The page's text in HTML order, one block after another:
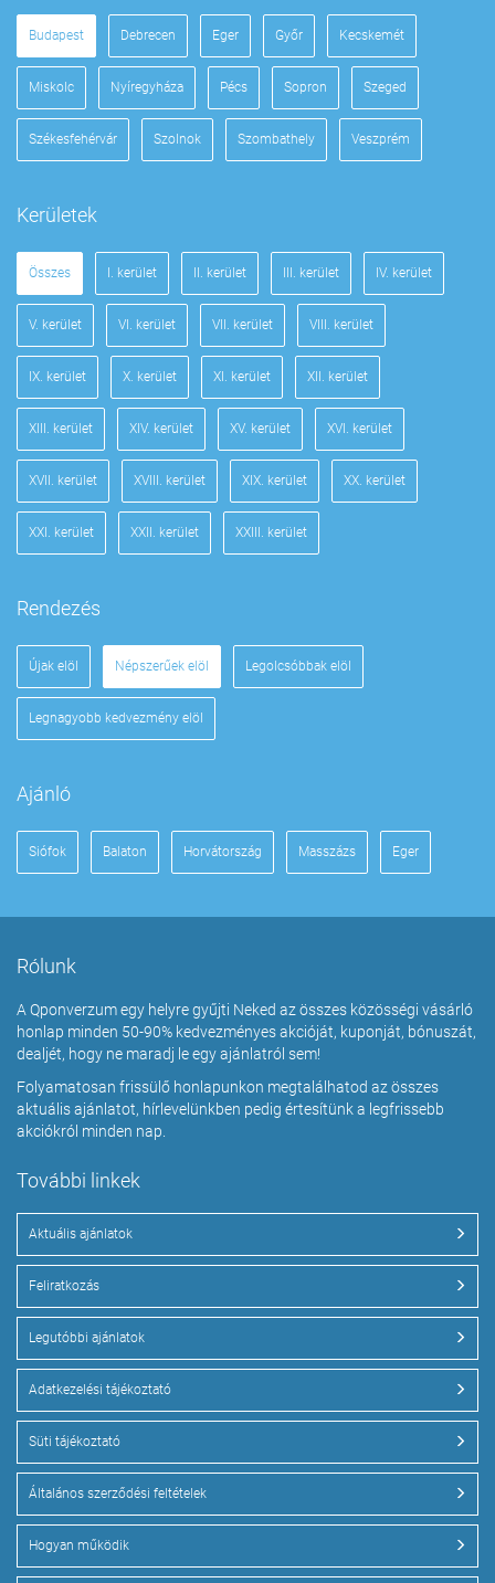
Budapest Debrecen Eger Győr Kecskemét
Miskolc Nyíregyháza Pécs Sopron Szeged
Székesfehérvár Szolnok Szombathely Veszprém
Kerületek
Összes I. kerület II. kerület III. kerület IV. kerület
V. kerület VI. kerület VII. kerület VIII. kerület
IX. kerület X. kerület XI. kerület XII. kerület
XIII. kerület XIV. kerület XV. kerület XVI. kerület
XVII. kerület XVIII. kerület XIX. kerület XX. kerület
XXI. kerület XXII. kerület XXIII. kerület
Rendezés
Újak elöl Népszerűek elöl Legolcsóbbak elöl
Legnagyobb kedvezmény elöl
Ajánló
Siófok Balaton Horvátország Masszázs Eger
Rólunk
A Qponverzum egy helyre gyűjti Neked az összes közösségi vásárló
honlap minden 50-90% kedvezményes akcióját, kuponját, bónuszát,
dealjét, hogy ne maradj le egy ajánlatról sem!
Folyamatosan frissülő honlapunkon megtalálhatod az összes
aktuális ajánlatot, hírlevelünkben pedig értesítünk a legfrissebb
akciókról minden nap.
További linkek
Aktuális ajánlatok
Feliratkozás
Legutóbbi ajánlatok
Adatkezelési tájékoztató
Süti tájékoztató
Általános szerződési feltételek
Hogyan működik